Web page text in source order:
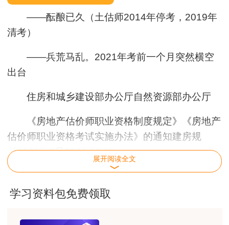
——酝酿已久（土估师2014年停考，2019年
清考）
——兵荒马乱。2021年考前一个月突然横空
出台
住房和城乡建设部办公厅自然资源部办公厅
《房地产估价师职业资格制度规定》《房地产
估价师职业资格考试实施办法》的通知建房规
〔2021〕3号2021.10.15
《关于2021年度房地产估价师职业资格考试
有关事项的通知》2021.10.19
展开阅读全文
学习资料包免费领取